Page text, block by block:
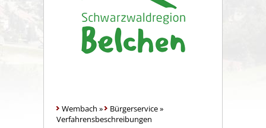
Wembach » Bürgerservice»
Verfahrensbeschreibungen